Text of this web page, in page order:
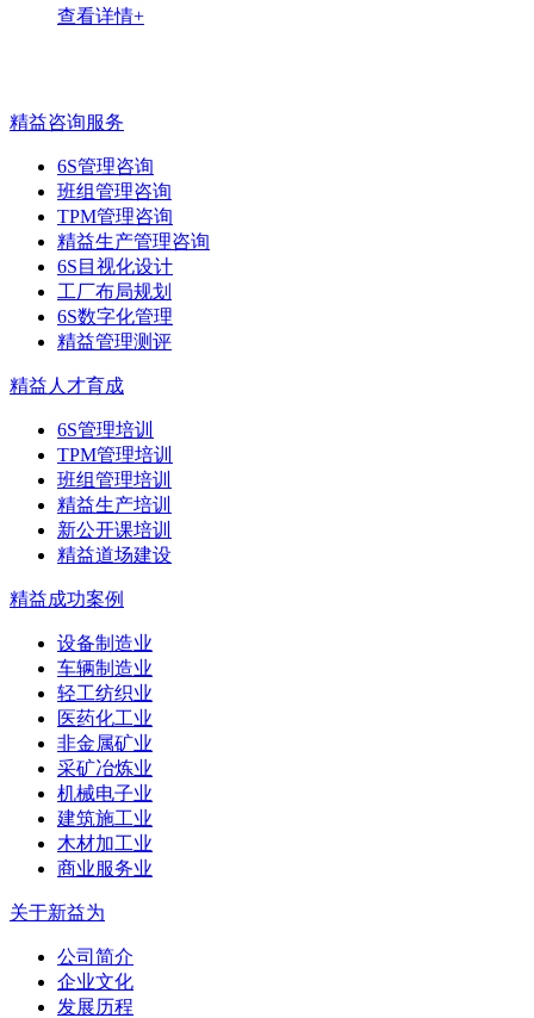
查看详情+
精益咨询服务
6S管理咨询
班组管理咨询
TPM管理咨询
精益生产管理咨询
6S目视化设计
工厂布局规划
6S数字化管理
精益管理测评
精益人才育成
6S管理培训
TPM管理培训
班组管理培训
精益生产培训
新公开课培训
精益道场建设
精益成功案例
设备制造业
车辆制造业
轻工纺织业
医药化工业
非金属矿业
采矿冶炼业
机械电子业
建筑施工业
木材加工业
商业服务业
关于新益为
公司简介
企业文化
发展历程